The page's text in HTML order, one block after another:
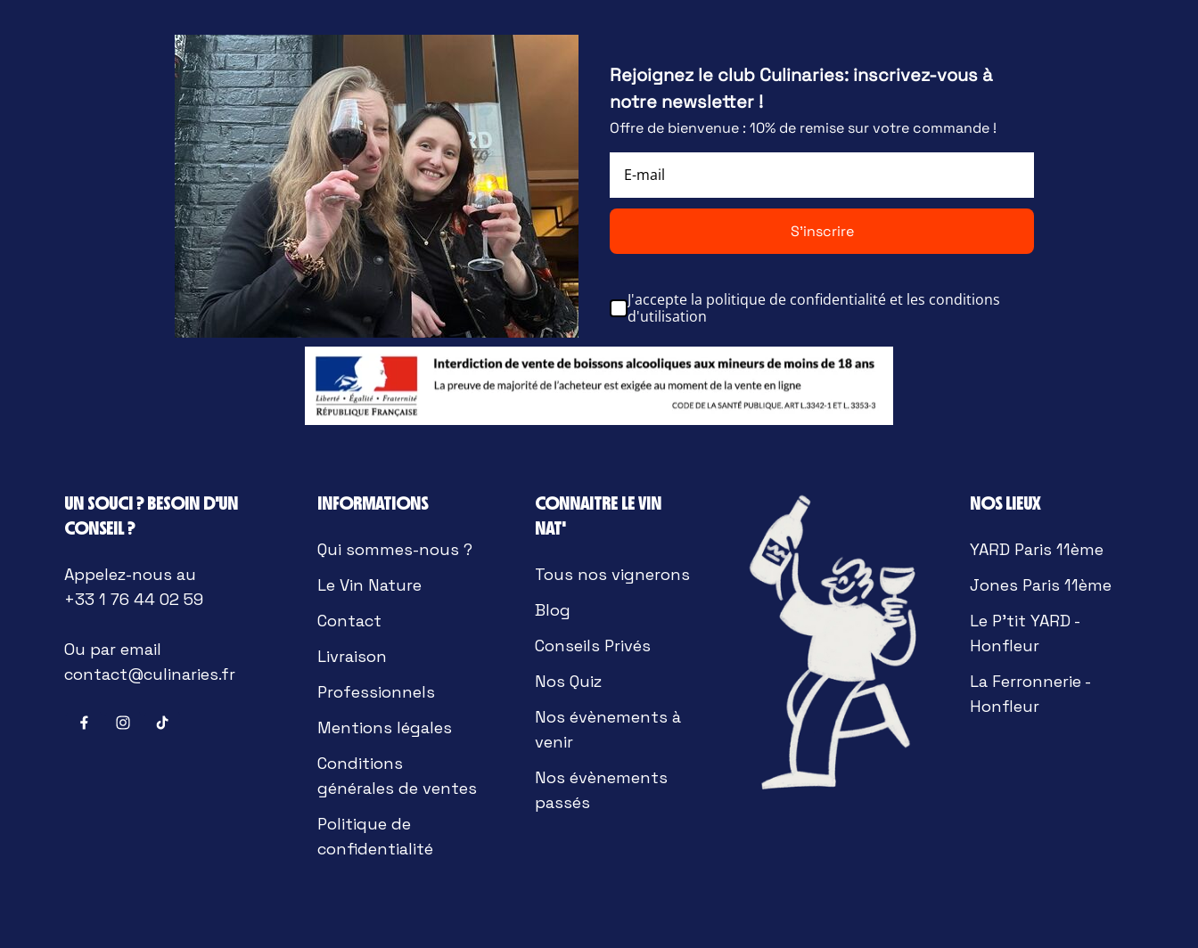
Rejoignez le club Culinaries: inscrivez-vous à
notre newsletter !
Offre de bienvenue : 10% de remise sur votre commande !
S'inscrire
J'accepte la politique de confidentialité et les conditions
d'utilisation
UN SOUCI ? BESOIN D'UN
CONSEIL ?
Appelez-nous au
+33 1 76 44 02 59
Ou par email
contact@culinaries.fr
INFORMATIONS
Qui sommes-nous ?
Le Vin Nature
Contact
Livraison
Professionnels
Mentions légales
Conditions
générales de ventes
Politique de
confidentialité
CONNAITRE LE VIN
NAT'
Tous nos vignerons
Blog
Conseils Privés
Nos Quiz
Nos évènements à
venir
Nos évènements
passés
NOS LIEUX
YARD Paris 11ème
Jones Paris 11ème
Le P'tit YARD -
Honfleur
La Ferronnerie -
Honfleur